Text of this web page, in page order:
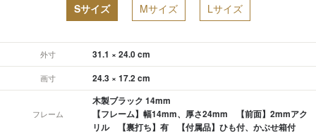
Sサイズ Mサイズ Lサイズ
外寸 31.1 × 24.0 cm
画寸 24.3 × 17.2 cm
フレーム
木製ブラック 14mm
【フレーム】幅14mm、厚さ24mm 【前面】2mmアク
リル 【裏打ち】有 【付属品】ひも付、かぶせ箱付